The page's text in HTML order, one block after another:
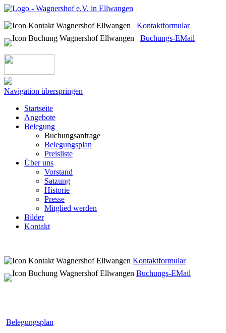
Kontaktformular
Buchungs-EMail
Navigation überspringen
Startseite
Angebote
Belegung
Buchungsanfrage
Belegungsplan
Preisliste
Über uns
Vorstand
Satzung
Historie
Presse
Mitglied werden
Bilder
Kontakt
Kontaktformular
Buchungs-EMail
Belegungsplan